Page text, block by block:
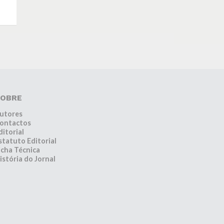
Editorial
Técnica
do Jornal